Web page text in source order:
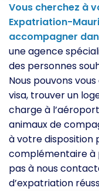
Vous cherchez à
Expatriation-
accompagner
une agence
des personnes
Nous pouvons
visa, trouver un
charge à
animaux de
à votre disposition
complémentaire à
pas à nous
d’expatriation